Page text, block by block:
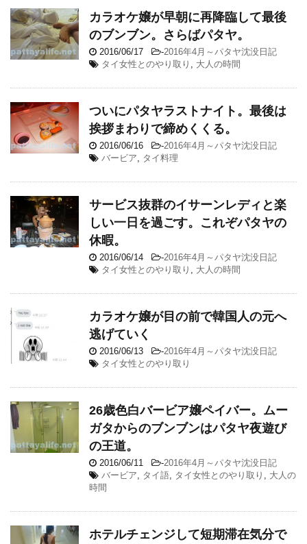
カラオケ嬢が早朝に再降臨して最後
のブンブン。さらばパタヤ。
2016/06/17 -2016年4月～パタヤ沈没日記
タイ女性とのやり取り
大人の時間
ついにパタヤラストナイト。最後は
挨拶まわりで締めくくる。
2016/06/16 -2016年4月～パタヤ沈没日記
バービア
タイ料理
サービス抜群のイサーンレディと楽
しい一日を過ごす。これぞパタヤの
休暇。
2016/06/14 -2016年4月～パタヤ沈没日記
タイ女性とのやり取り
大人の時間
カラオケ嬢が目の前で韓国人の元へ
逃げていく
2016/06/13 -2016年4月～パタヤ沈没日記
タイ女性とのやり取り
26歳色白バービア嬢ペイバー。ムー
ガタからのブンブンはパタヤ夜遊び
の王道。
2016/06/11 -2016年4月～パタヤ沈没日記
バービア
タイ語 タイ女性とのやり取り
大人の
時間
ホテルチェンジして短期滞在気分で